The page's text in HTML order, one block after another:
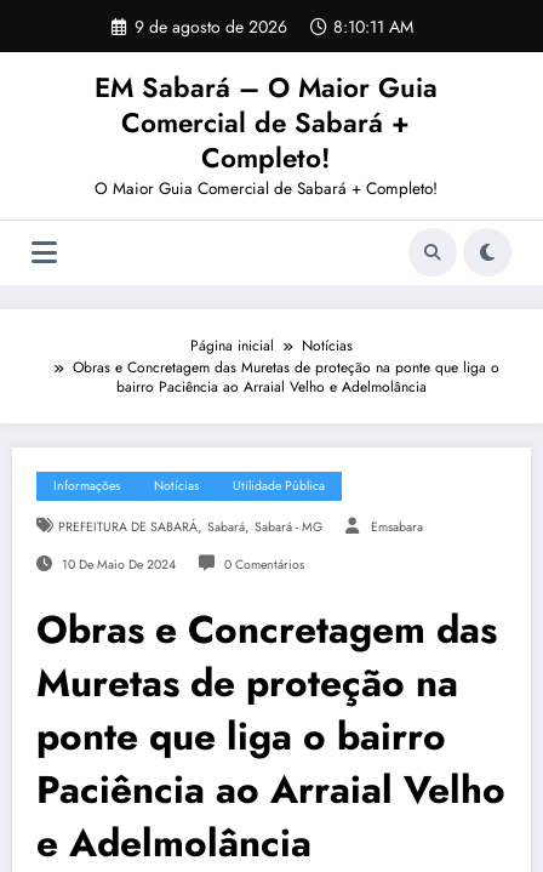
o
9 de agosto de 2026 8:10:13 AM
EM Sabará – O Maior Guia
Comercial de Sabará +
Completo!
O Maior Guia Comercial de Sabará + Completo!
Página inicial
Notícias
Obras e Concretagem das Muretas de proteção na ponte que liga o
bairro Paciência ao Arraial Velho e Adelmolância
Informações Notícias Utilidade Pública
PREFEITURA DE SABARÁ, Sabará, Sabará - MG Emsabara
10 De Maio De 2024 0 Comentários
Obras e Concretagem das
Muretas de proteção na
ponte que liga o bairro
Paciência ao Arraial Velho
e Adelmolância